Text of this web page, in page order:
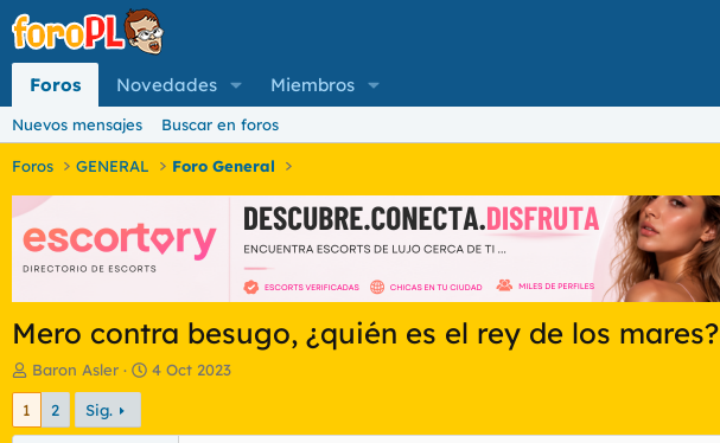
Foros Novedades Miembros
Nuevos mensajes Buscar en foros
Foros GENERAL Foro General
Mero contra besugo, ¿quién es el rey de los mares?
I
n
c
Baron Asler
F
h
4 Oct 2023
1 2 Sig.